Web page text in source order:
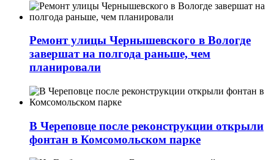
Ремонт улицы Чернышевского в Вологде
завершат на полгода раньше, чем
планировали
В Череповце после реконструкции открыли
фонтан в Комсомольском парке